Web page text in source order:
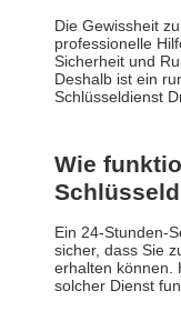
Die Gewissheit
professionelle
Sicherheit und
Deshalb ist ein
Schlüsseldienst
Wie
Ein 24-Stunden-
sicher, dass Sie
erhalten können.
solcher Dienst